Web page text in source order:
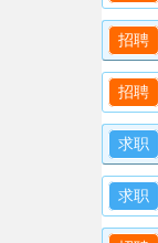
招聘
招聘
求职
求职